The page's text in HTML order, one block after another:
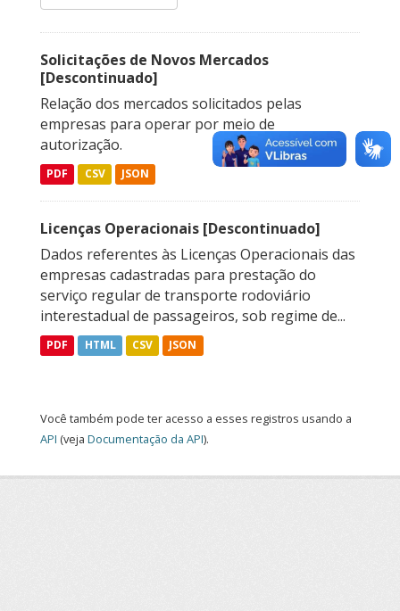
Solicitações de Novos Mercados
[Descontinuado]
Relação dos mercados solicitados pelas
empresas para operar por meio de
autorização.
PDF CSV JSON
Licenças Operacionais [Descontinuado]
Dados referentes às Licenças Operacionais das
empresas cadastradas para prestação do
serviço regular de transporte rodoviário
interestadual de passageiros, sob regime de...
PDF HTML CSV JSON
Você também pode ter acesso a esses registros usando a
API (veja Documentação da API).